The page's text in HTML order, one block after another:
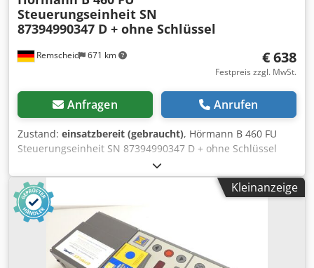
Remscheid 671 km
Steuerungseinheit SN
87394990347 D + ohne Schlüssel
€ 638
Festpreis zzgl. MwSt.
Anfragen Anrufen
Zustand: einsatzbereit (gebraucht), Hörmann B 460 FU
Steuerungseinheit SN 87394990347 D + ohne Schlüssel
,gebraucht, guter Erhaltungszustand, 100% funktionsfähig,
Lieferumfang gem. Fotos Chedpfxslcf Sgj Aa Eoa
Kleinanzeige